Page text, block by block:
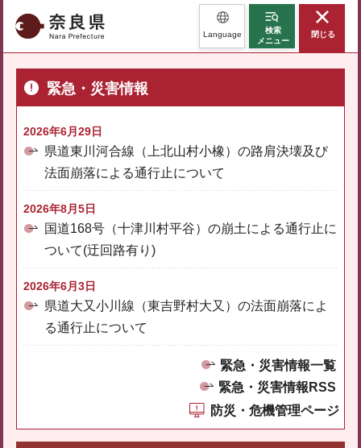
奈良県 Language
検索
メニュー
閉じる
緊急・災害情報
2026年6月29日
県道東川河合線（上北山村小橡）の路肩決壊及び
法面崩落による通行止について
2026年8月5日
国道168号（十津川村平谷）の崩土による通行止に
ついて(迂回路有り)
2026年6月3日
県道大又小川線（東吉野村大又）の法面崩落によ
る通行止について
緊急・災害情報一覧
緊急・災害情報RSS
防災・危機管理ページ